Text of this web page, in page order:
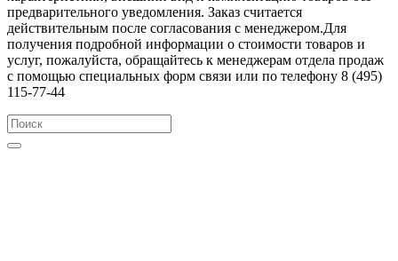
предварительного уведомления. Заказ считается
действительным после согласования с менеджером.Для
получения подробной информации о стоимости товаров и
услуг, пожалуйста, обращайтесь к менеджерам отдела продаж
с помощью специальных форм связи или по телефону 8 (495)
115-77-44